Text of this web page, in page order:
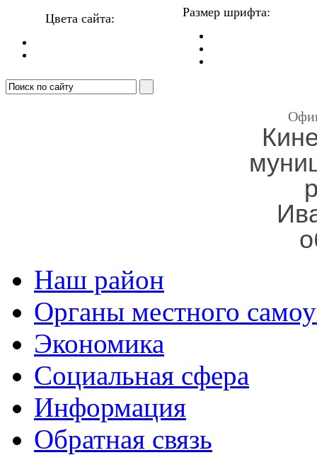
Цвета сайта: Размер шрифта:
Наш район
Органы местного
Экономика
Социальная сфера
Информация
Обратная связь